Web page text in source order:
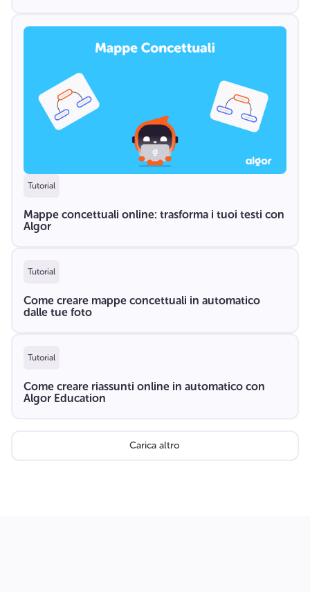
Tutorial
Mappe concettuali online: trasforma i tuoi testi con
Algor
Tutorial
Come creare mappe concettuali in automatico
dalle tue foto
Tutorial
Come creare riassunti online in automatico con
Algor Education
Carica altro